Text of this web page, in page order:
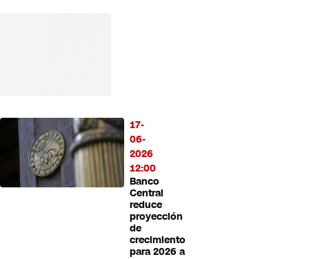
17-
06-
2026
12:00
Banco
Central
reduce
proyección
de
crecimiento
para 2026 a